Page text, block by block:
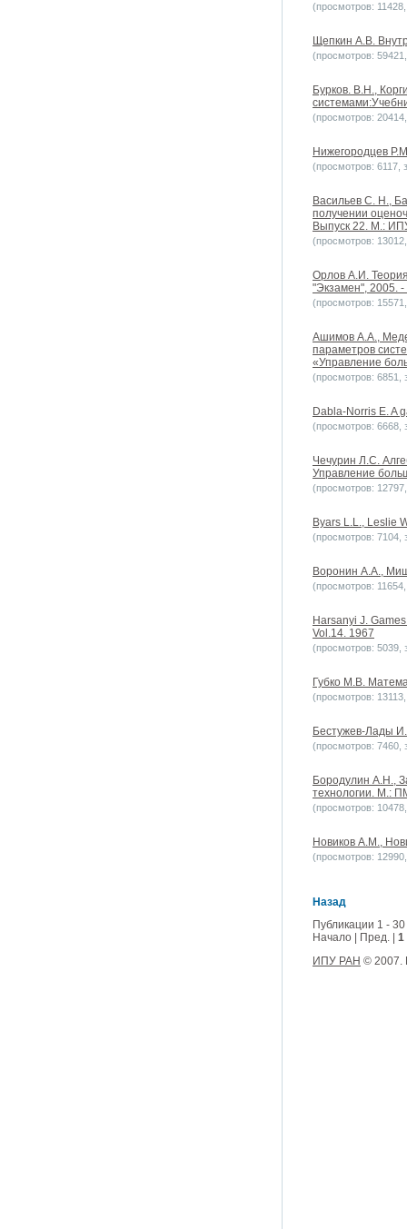
(просмотров:
Щепкин А.В.
(просмотров:
Бурков. В.Н.,
(просмотров:
Нижегородцев
(просмотров: 6117,
Васильев С. Н.,
получении
Выпуск 22. М.:
(просмотров:
Орлов А.И.
"Экзамен", 2005. -
(просмотров:
Ашимов А.А.,
параметров
«Управление
(просмотров: 6851,
Dabla-Norris E. A
(просмотров: 6668,
Чечурин Л.С.
Управление
(просмотров:
Byars L.L., Leslie
(просмотров: 7104,
Воронин А.А.,
(просмотров:
Harsanyi J.
Vol.14. 1967
(просмотров: 5039,
Губко М.В.
(просмотров:
Бестужев-Лады
(просмотров: 7460,
Бородулин А.Н.,
технологии. М.:
(просмотров:
Новиков А.М.,
(просмотров:
Назад
Публикации 1 -
Начало | Пред. | 1
ИПУ РАН © 2007.